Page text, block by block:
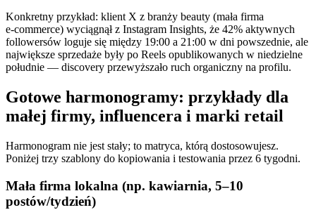
Konkretny przykład: klient X z branży beauty (mała firma
e‑commerce) wyciągnął z Instagram Insights, że 42% aktywnych
followersów loguje się między 19:00 a 21:00 w dni powszednie, ale
największe sprzedaże były po Reels opublikowanych w niedzielne
południe — discovery przewyższało ruch organiczny na profilu.
Gotowe harmonogramy: przykłady dla
małej firmy, influencera i marki retail
Harmonogram nie jest stały; to matryca, którą dostosowujesz.
Poniżej trzy szablony do kopiowania i testowania przez 6 tygodni.
Mała firma lokalna (np. kawiarnia, 5–10
postów/tydzień)